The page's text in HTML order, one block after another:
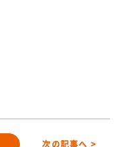
次の記事へ >